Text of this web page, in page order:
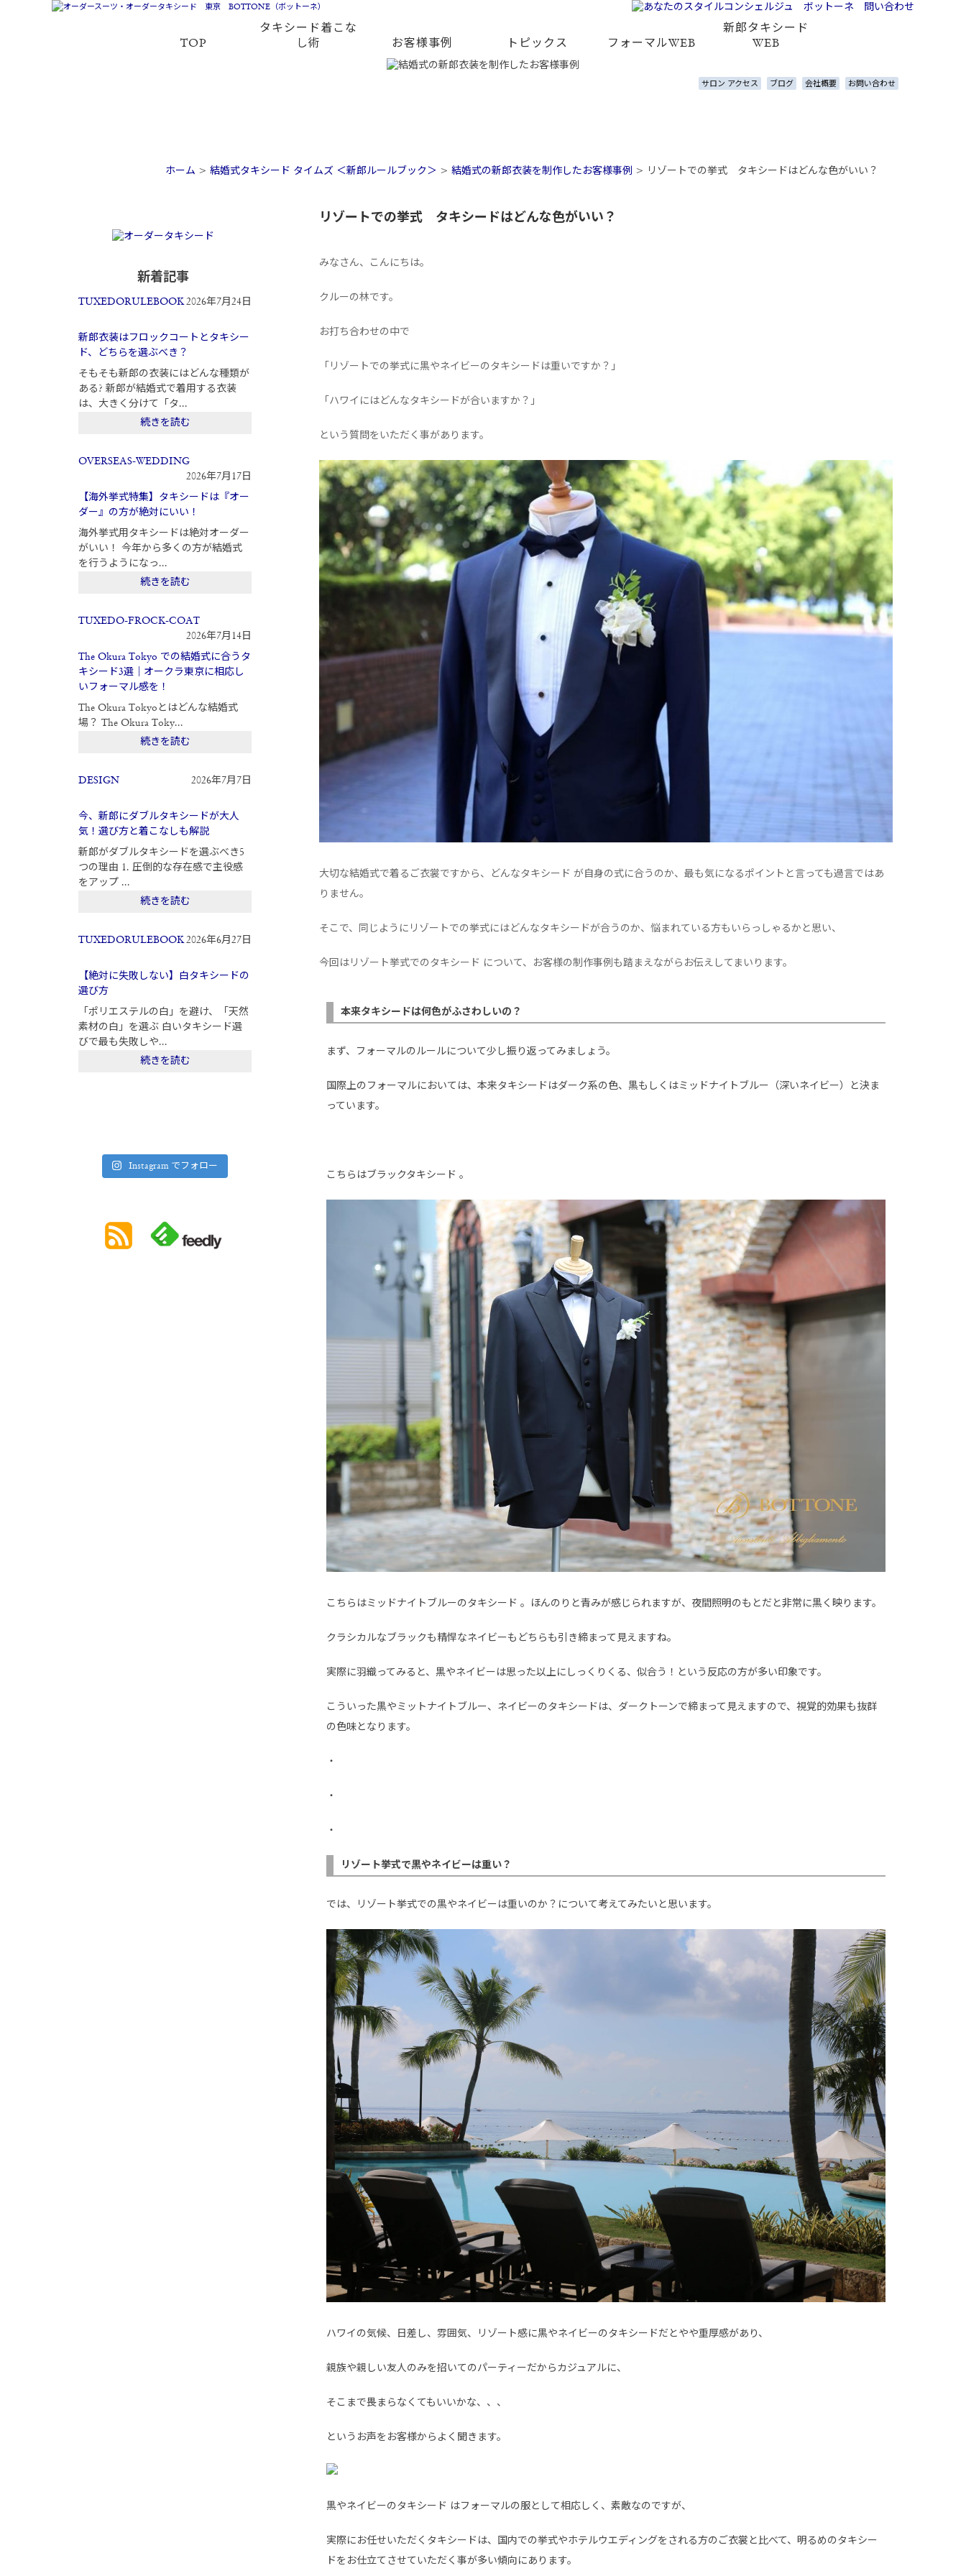
TOP
タキシード着こな
し術
お客様事例 トピックス フォーマルWEB
新郎タキシード
WEB
サロン アクセス ブログ 会社概要 お問い合わせ
ホーム > 結婚式タキシード タイムズ ＜新郎ルールブック＞ > 結婚式の新郎衣装を制作したお客様事例 > リゾートでの挙式 タキシードはどんな色がいい？
リゾートでの挙式 タキシードはどんな色がいい？
みなさん、こんにちは。
クルーの林です。
お打ち合わせの中で
「リゾートでの挙式に黒やネイビーのタキシードは重いですか？」
「ハワイにはどんなタキシードが合いますか？」
という質問をいただく事があります。
大切な結婚式で着るご衣裳ですから、どんなタキシード が自身の式に合うのか、最も気になるポイントと言っても過言ではあ
りません。
そこで、同じようにリゾートでの挙式にはどんなタキシードが合うのか、悩まれている方もいらっしゃるかと思い、
今回はリゾート挙式でのタキシード について、お客様の制作事例も踏まえながらお伝えしてまいります。
本来タキシードは何色がふさわしいの？
まず、フォーマルのルールについて少し振り返ってみましょう。
国際上のフォーマルにおいては、本来タキシードはダーク系の色、黒もしくはミッドナイトブルー（深いネイビー）と決ま
っています。
こちらはブラックタキシード 。
こちらはミッドナイトブルーのタキシード 。ほんのりと青みが感じられますが、夜間照明のもとだと非常に黒く映ります。
クラシカルなブラックも精悍なネイビーもどちらも引き締まって見えますね。
実際に羽織ってみると、黒やネイビーは思った以上にしっくりくる、似合う！という反応の方が多い印象です。
こういった黒やミットナイトブルー、ネイビーのタキシードは、ダークトーンで締まって見えますので、視覚的効果も抜群
の色味となります。
・
・
・
リゾート挙式で黒やネイビーは重い？
では、リゾート挙式での黒やネイビーは重いのか？について考えてみたいと思います。
ハワイの気候、日差し、雰囲気、リゾート感に黒やネイビーのタキシードだとやや重厚感があり、
親族や親しい友人のみを招いてのパーティーだからカジュアルに、
そこまで畏まらなくてもいいかな、、、
というお声をお客様からよく聞きます。
黒やネイビーのタキシード はフォーマルの服として相応しく、素敵なのですが、
実際にお任せいただくタキシードは、国内での挙式やホテルウエディングをされる方のご衣裳と比べて、明るめのタキシー
ドをお仕立てさせていただく事が多い傾向にあります。
新着記事
TUXEDORULEBOOK 2026年7月24日
新郎衣装はフロックコートとタキシー
ド、どちらを選ぶべき？
そもそも新郎の衣装にはどんな種類が
ある? 新郎が結婚式で着用する衣装
は、大きく分けて「タ...
続きを読む
OVERSEAS-WEDDING
2026年7月17日
【海外挙式特集】タキシードは『オー
ダー』の方が絶対にいい！
海外挙式用タキシードは絶対オーダー
がいい！ 今年から多くの方が結婚式
を行うようになっ...
続きを読む
TUXEDO-FROCK-COAT
2026年7月14日
The Okura Tokyo での結婚式に合うタ
キシード3選｜オークラ東京に相応し
いフォーマル感を！
The Okura Tokyoとはどんな結婚式
場？ The Okura Toky...
続きを読む
DESIGN 2026年7月7日
今、新郎にダブルタキシードが大人
気！選び方と着こなしも解説
新郎がダブルタキシードを選ぶべき5
つの理由 1. 圧倒的な存在感で主役感
をアップ ...
続きを読む
TUXEDORULEBOOK 2026年6月27日
【絶対に失敗しない】白タキシードの
選び方
「ポリエステルの白」を避け、「天然
素材の白」を選ぶ 白いタキシード選
びで最も失敗しや...
続きを読む
Instagram でフォロー